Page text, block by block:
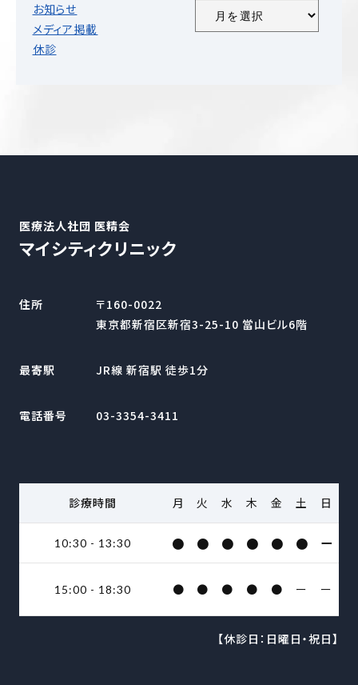
お知らせ
メディア掲載
休診
ー
医療法人社団 医精会
マイシティクリニック
住所
〒160-0022
東京都新宿区新宿3-25-10 當山ビル6階
最寄駅 JR線 新宿駅 徒歩1分
電話番号 03-3354-3411
診療時間 月 火 水 木 金 土 日
10:30 - 13:30 ● ● ● ● ● ● ー
15:00 - 18:30 ● ● ● ● ● ー ー
【休診日：日曜日・祝日】